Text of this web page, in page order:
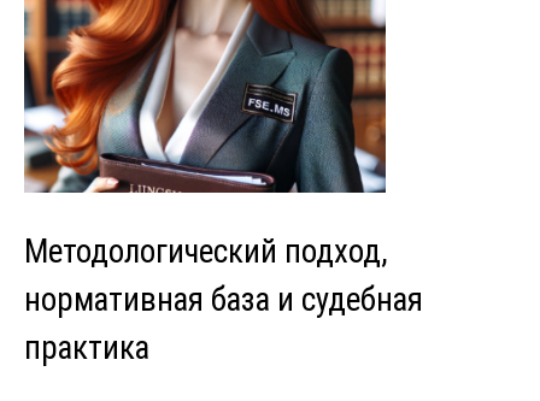
Методологический подход,
нормативная база и судебная
практика